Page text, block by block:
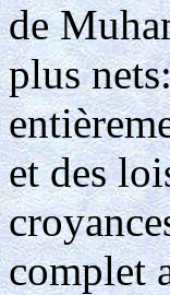
de
plus
et des
complet